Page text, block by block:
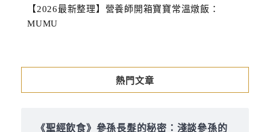
【2026最新整理】營養師開箱寶寶常溫燉飯：
MUMU
熱門文章
《聖經飲食》參孫長髮的秘密：淺談參孫的